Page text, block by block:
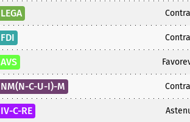
LEGA
FDI
AVS
NM(N-C-U-I)-M
IV-C-RE